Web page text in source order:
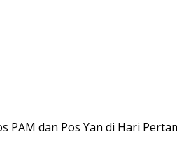
PAM dan Pos Yan di Hari